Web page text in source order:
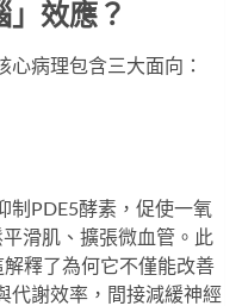
」效應？
心病理包含三大面向：
制PDE5酵素，促使一氧
滑肌、擴張微血管。此
釋了為何它不僅能改善
代謝效率，間接減緩神經